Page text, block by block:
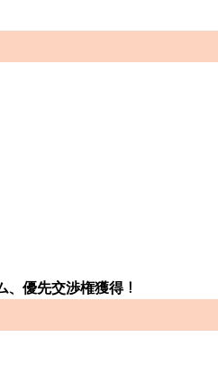
、優先交渉権獲得！